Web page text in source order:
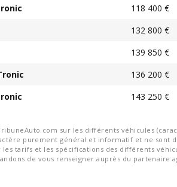
118 400 €
132 800 €
139 850 €
136 200 €
143 250 €
sur les différents véhicules
purement général et informatif et ne sont
tarifs et les spécifications des différents
de vous renseigner auprès du partenaire